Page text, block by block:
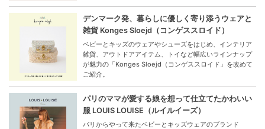
デンマーク発、暮らしに優しく寄り添うウェアと
雑貨 Konges Sloejd（コンゲススロイド）
ベビーとキッズのウェアやシューズをはじめ、インテリア
雑貨、アウトドアアイテム、トイなど幅広いラインナップ
が魅力の「Konges Sloejd（コンゲススロイド」を改めて
ご紹介。
パリのママが愛する娘を想って仕立てたかわいい
服 LOUIS LOUISE（ルイルイーズ）
パリからやって来たベビーとキッズウェアのブランド